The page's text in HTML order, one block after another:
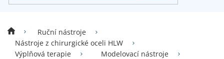
Ruční nástroje
Nástroje z chirurgické oceli HLW
Výplňová terapie
Modelovací nástroje